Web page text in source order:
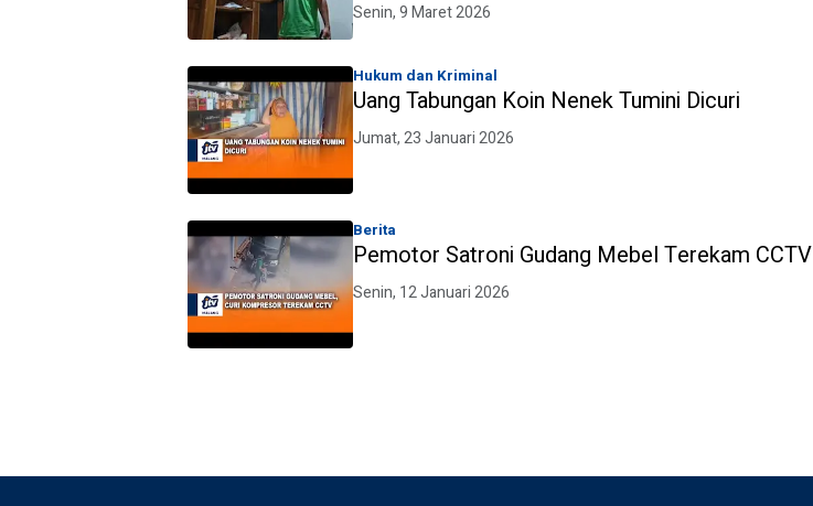
Senin, 9 Maret 2026
Hukum dan Kriminal
Uang Tabungan Koin Nenek Tumini Dicuri
Jumat, 23 Januari 2026
Berita
Pemotor Satroni Gudang Mebel Terekam CCTV
Senin, 12 Januari 2026